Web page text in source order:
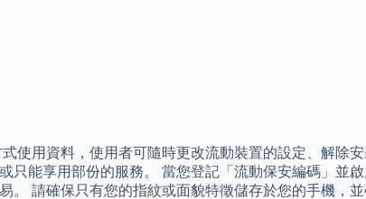
用資料，使用者可隨時更改流動裝置的設定、解除
能享用部份的服務。 當您登記「流動保安編碼」並
請確保只有您的指紋或面貌特徵儲存於您的手機，並